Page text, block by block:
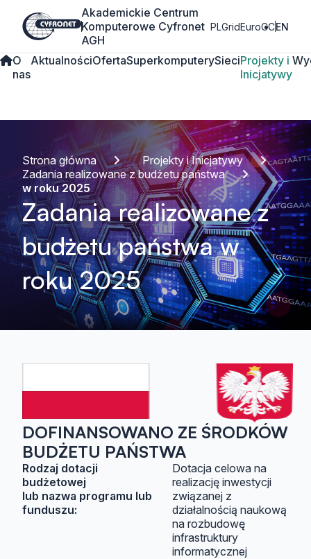
Akademickie Centrum
Komputerowe Cyfronet
AGH
PLGridEuroCCEN
O
nas
AktualnościOfertaSuperkomputerySieciProjekty i
Inicjatywy
Strona główna
Projekty i Inicjatywy
Zadania realizowane z budżetu państwa
w roku 2025
Zadania realizowane z
budżetu państwa w
roku 2025
DOFINANSOWANO ZE ŚRODKÓW
BUDŻETU PAŃSTWA
Rodzaj dotacji
budżetowej
lub nazwa programu lub
funduszu:
Dotacja celowa na
realizację inwestycji
związanej z
działalnością naukową
na rozbudowę
infrastruktury
informatycznej